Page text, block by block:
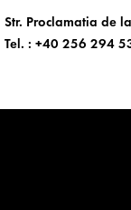
Str. Proclamatia de
Tel. : +40 256 294